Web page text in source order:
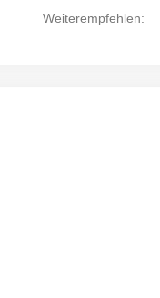
Weiterempfehlen: